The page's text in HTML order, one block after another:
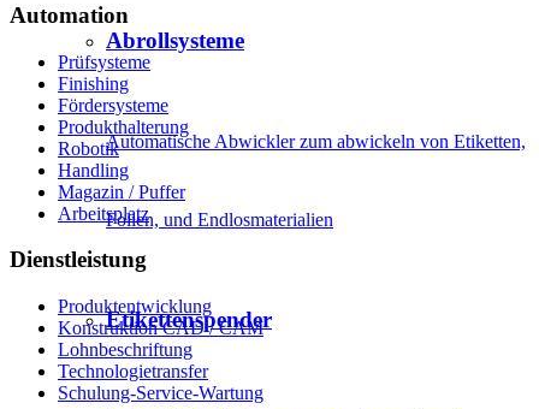
Abrollsysteme
Automatische Abwickler zum abwickeln von Etiketten,
Folien, und Endlosmaterialien
Etikettenspender
Automation
Prüfsysteme
Finishing
Fördersysteme
Produkthalterung
Robotik
Handling
Magazin / Puffer
Arbeitsplatz
Dienstleistung
Produktentwicklung
Konstruktion CAD / CAM
Lohnbeschriftung
Technologietransfer
Schulung-Service-Wartung